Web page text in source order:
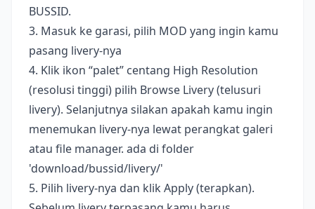
BUSSID.
3. Masuk ke garasi, pilih MOD yang ingin kamu
pasang livery-nya
4. Klik ikon “palet” centang High Resolution
(resolusi tinggi) pilih Browse Livery (telusuri
livery). Selanjutnya silakan apakah kamu ingin
menemukan livery-nya lewat perangkat galeri
atau file manager. ada di folder
'download/bussid/livery/'
5. Pilih livery-nya dan klik Apply (terapkan).